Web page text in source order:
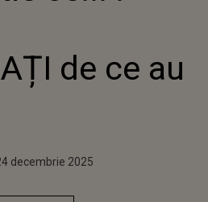
de ce au
decembrie 2025
decembrie 2025